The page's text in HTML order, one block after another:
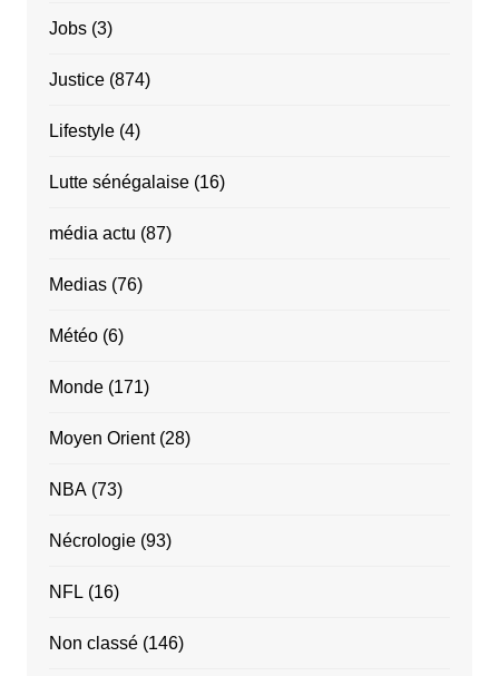
Jobs(3)
Justice(874)
Lifestyle(4)
Lutte sénégalaise(16)
média actu (87)
Medias(76)
Météo(6)
Monde(171)
Moyen Orient(28)
NBA(73)
Nécrologie(93)
NFL (16)
Non classé(146)